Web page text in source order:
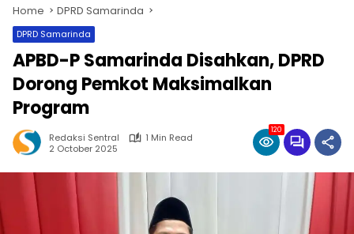
Home DPRD Samarinda
DPRD Samarinda
APBD-P Samarinda Disahkan, DPRD
Dorong Pemkot Maksimalkan
Program
Redaksi Sentral
1 Min Read
2 October 2025
120